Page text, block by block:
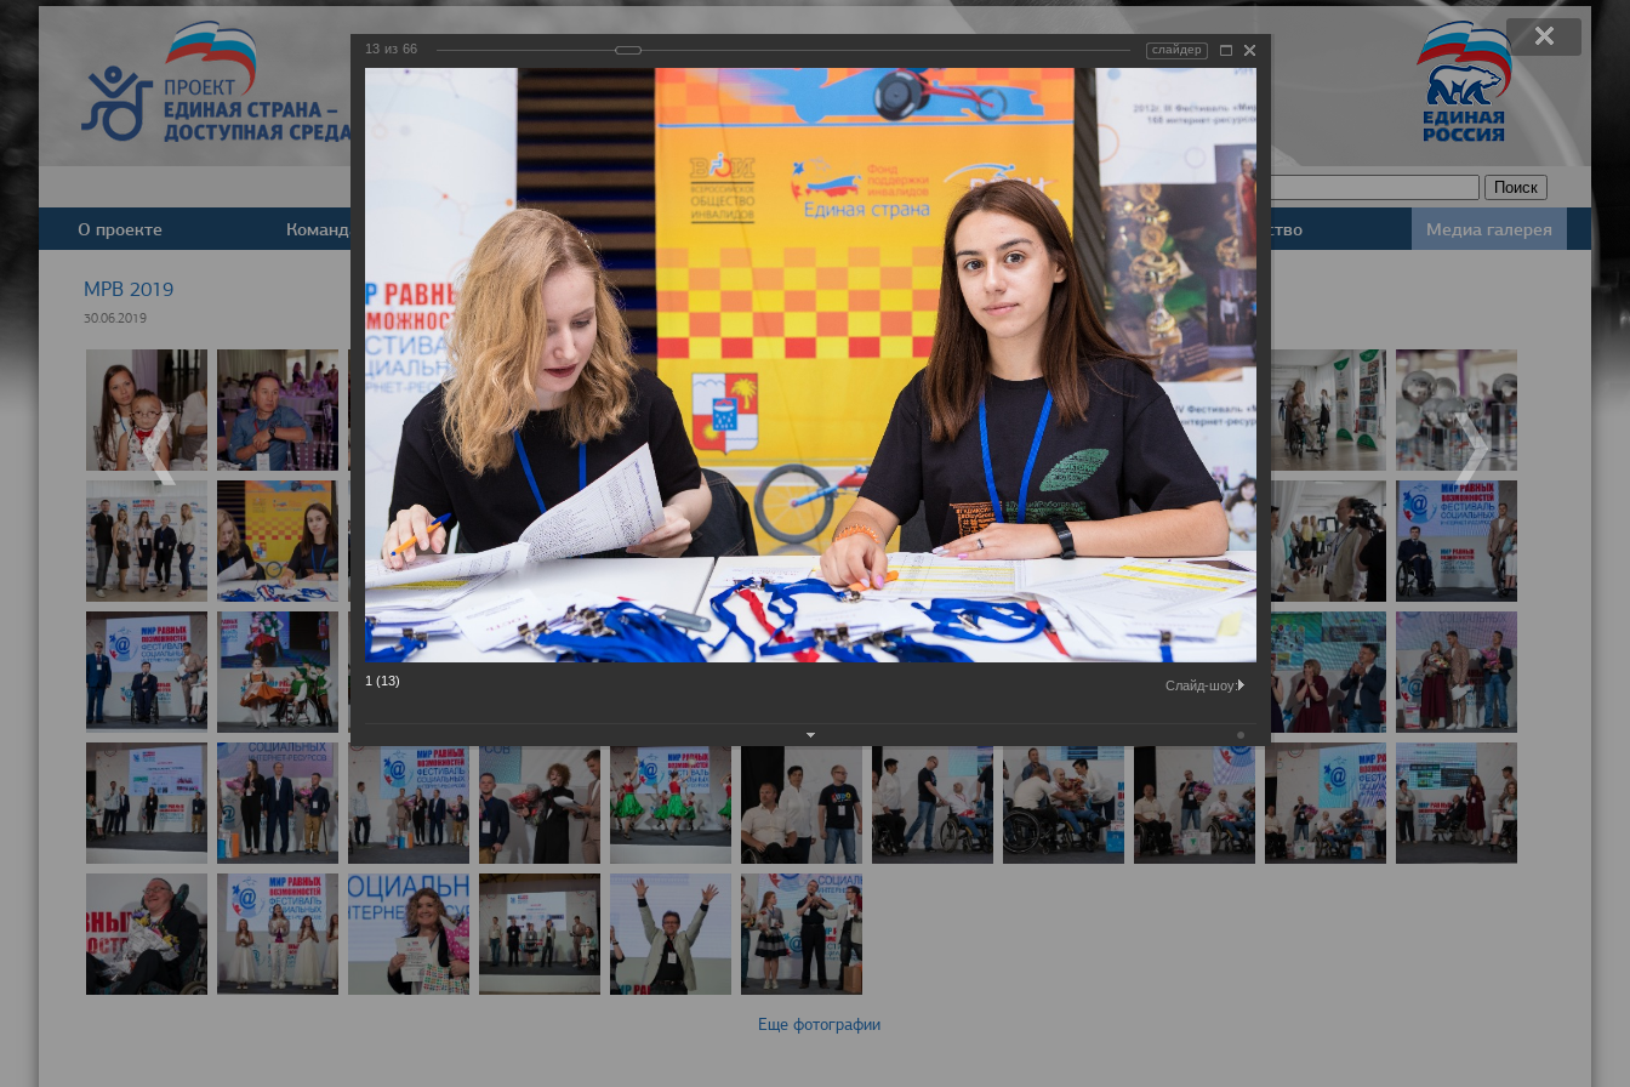
Задать вопрос
Версия для слабовидящих
О проекте Команда Новости Деятельность Базы данных Законодательство Медиа галерея
МРВ 2019
30.06.2019
Еще фотографии
13 из 66 слайдер
1 (13) Слайд-шоу: